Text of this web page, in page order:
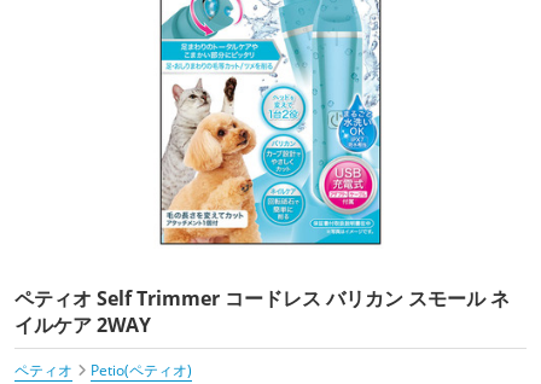
ペティオ Self Trimmer コードレス バリカン スモール ネ
イルケア 2WAY
ペティオ
Petio(ペティオ)